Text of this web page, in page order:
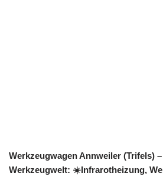
Werkzeugwagen Annweiler (Trifels)
Werkzeugwelt: ☀️Infrarotheizung,